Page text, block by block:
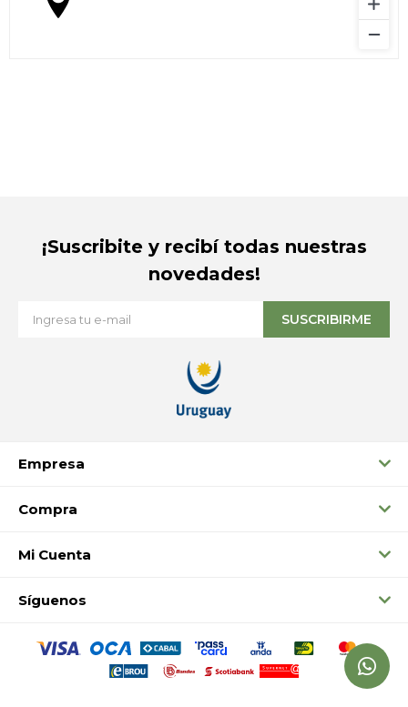
Empresa
Compra
Mi Cuenta
Síguenos
¡Suscribite y recibí todas nuestras
novedades!
SUSCRIBIRME